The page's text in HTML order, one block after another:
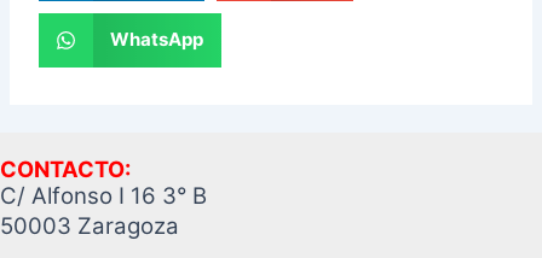
WhatsApp
CONTACTO:
C/ Alfonso I 16 3° B
50003 Zaragoza